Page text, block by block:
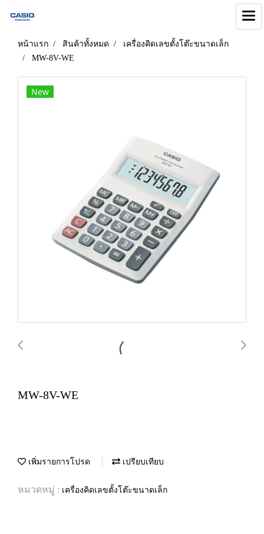
หน้าแรก สินค้าทั้งหมด
เครื่องคิดเลขตั้งโต๊ะขนาดเล็ก
MW-8V-WE
New
MW-8V-WE
เพิ่มรายการโปรด เปรียบเทียบ
หมวดหมู่ : เครื่องคิดเลขตั้งโต๊ะขนาดเล็ก